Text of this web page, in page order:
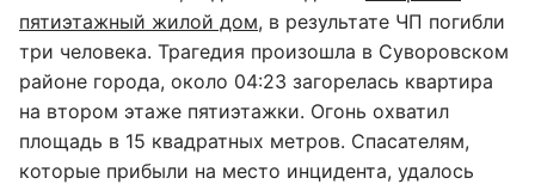
пятиэтажный жилой дом, в результате ЧП погибли
три человека. Трагедия произошла в Суворовском
районе города, около 04:23 загорелась квартира
на втором этаже пятиэтажки. Огонь охватил
площадь в 15 квадратных метров. Спасателям,
которые прибыли на место инцидента, удалось